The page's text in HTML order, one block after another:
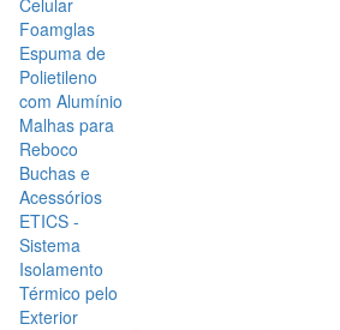
Celular
Foamglas
Espuma de
Polietileno
com Alumínio
Malhas para
Reboco
Buchas e
Acessórios
ETICS -
Sistema
Isolamento
Térmico pelo
Exterior